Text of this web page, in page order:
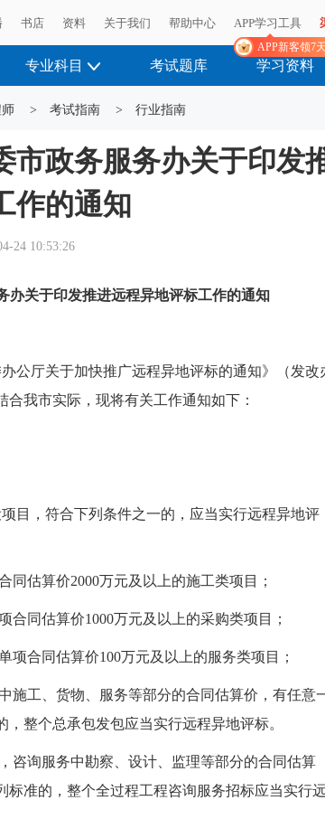
书店 资料 关于我们 帮助中心 APP学习工具
APP新客领7
专业科目 考试题库 学习资料
> 考试指南 > 行业指南
市政务服务办关于印发
作的通知
24 10:53:26
办关于印发推进远程异地评标工作的通知
公厅关于加快推广远程异地评标的通知》（发改
合我市实际，现将有关工作通知如下：
目，符合下列条件之一的，应当实行远程异地评
同估算价2000万元及以上的施工类项目；
合同估算价1000万元及以上的采购类项目；
项合同估算价100万元及以上的服务类项目；
施工、货物、服务等部分的合同估算价，有任意
整个总承包发包应当实行远程异地评标。
咨询服务中勘察、设计、监理等部分的合同估算
标准的，整个全过程工程咨询服务招标应当实行
孙媛媛 对
主讲：目标控